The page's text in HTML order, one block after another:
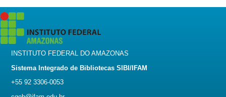
INSTITUTO FEDERAL DO AMAZONAS
Sistema Integrado de Bibliotecas SIBI/IFAM
+55 92 3306-0053